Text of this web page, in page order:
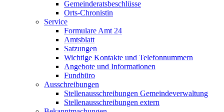
Gemeinderatsbeschlüsse
Orts-Chronistin
Service
Formulare Amt 24
Amtsblatt
Satzungen
Wichtige Kontakte und Telefonnummern
Angebote und Informationen
Fundbüro
Ausschreibungen
Stellenausschreibungen Gemeindeverwaltung
Stellenausschreibungen extern